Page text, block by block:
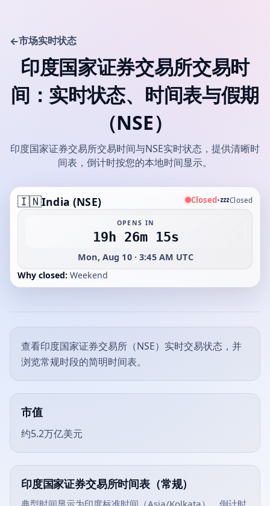
←市场实时状态
印度国家证券交易所交易时
间：实时状态、时间表与假期
（NSE）
印度国家证券交易所交易时间与NSE实时状态，提供清晰时
间表，倒计时按您的本地时间显示。
🇮🇳India (NSE) Closed•💤Closed
OPENS IN
19h 26m 15s
Mon, Aug 10 · 3:45 AM UTC
Why closed: Weekend
查看印度国家证券交易所（NSE）实时交易状态，并
浏览常规时段的简明时间表。
市值
约5.2万亿美元
印度国家证券交易所时间表（常规）
典型时间显示为印度标准时间（Asia/Kolkata）。倒计时